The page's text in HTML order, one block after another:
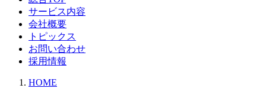
サービス内容
会社概要
トピックス
お問い合わせ
採用情報
HOME